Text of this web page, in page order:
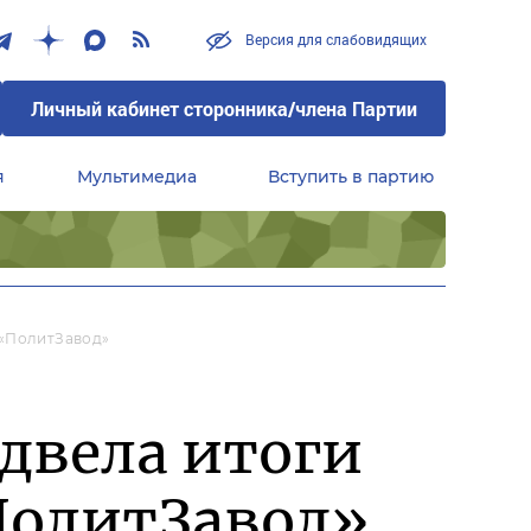
Версия для слабовидящих
Личный кабинет сторонника/члена Партии
Мультимедиа Вступить в партию
итоги